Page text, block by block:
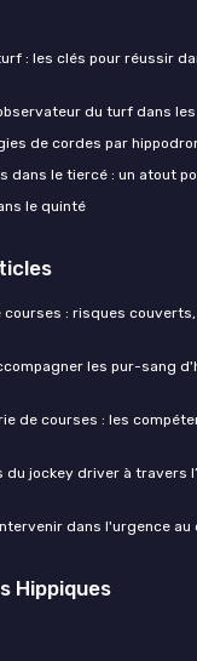
: les clés pour réussir
du turf dans
de cordes par
dans le tiercé : un atout
le quinté
courses : risques
les pur-sang
de courses : les
jockey driver à travers
dans l'urgence au
Hippiques